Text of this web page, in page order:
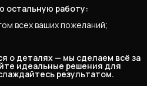
остальную работу:
всех ваших пожеланий;
о деталях — мы сделаем всё за
идеальные решения для
результатом.